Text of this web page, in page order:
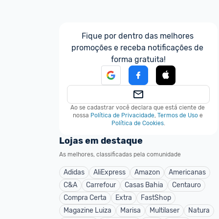
Fique por dentro das melhores
promoções e receba notificações de
forma gratuita!
Ao se cadastrar você declara que está ciente de
nossa Política de Privacidade, Termos de Uso e
Política de Cookies.
Lojas em destaque
As melhores, classificadas pela comunidade
Adidas AliExpress Amazon
Americanas
C&A
Carrefour Casas Bahia
Centauro
Compra Certa
Extra
FastShop
Magazine Luiza
Marisa Multilaser
Natura